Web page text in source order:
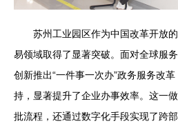
苏州工业园区作为中国改革开放
易领域取得了显著突破。面对全球服
创新推出“一件事一次办”政务服务改
持，显著提升了企业办事效率。这一
批流程，还通过数字化手段实现了跨